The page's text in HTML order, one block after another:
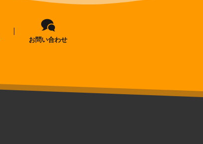
お問い合わせ